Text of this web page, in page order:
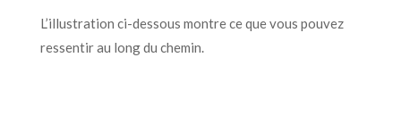
L’illustration ci-dessous montre ce que vous pouvez
ressentir au long du chemin.